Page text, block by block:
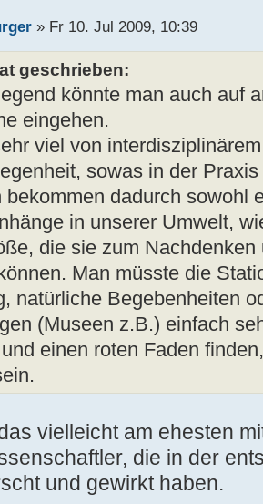
» Fr 10. Jul 2009, 10:39
geschrieben:
könnte man auch auf
eingehen.
viel von
sowas in der
bekommen dadurch sowohl
in unserer Umwelt,
die sie zum
Man müsste die
natürliche Begebenheiten
(Museen z.B.) einfach
einen roten Faden
vielleicht am ehesten
die in der
und gewirkt haben.